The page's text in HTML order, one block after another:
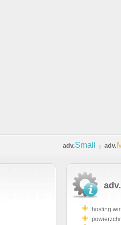
adv.Small adv.
adv.
hosting